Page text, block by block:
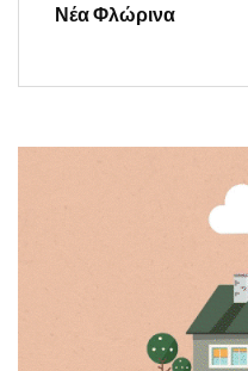
Νέα Φλώρινα